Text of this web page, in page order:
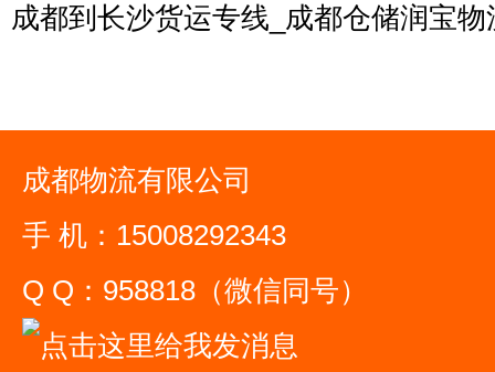
成都到长沙货运专线_成都仓储润宝物
成都物流有限公司
手 机：15008292343
Q Q：958818（微信同号）